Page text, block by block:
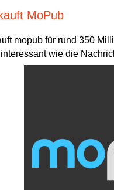
MoPub
mopub für rund 350
wie die